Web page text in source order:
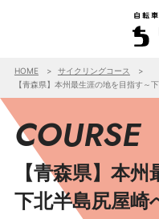
HOME
サイクリングコース
【青森県】本州最生涯の地を目指す～
COURSE
【青森県】本
下北半島尻屋崎